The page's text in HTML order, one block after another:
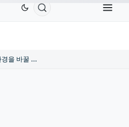
↑1.90% TetherUSDT ↑0.00%
2024년 암호화폐 환경을 바꿀 상위 5가지 토큰